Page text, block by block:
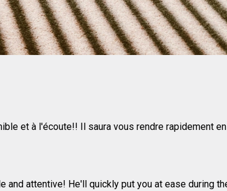
et à l'écoute!! Il saura vous rendre rapidement
and attentive! He'll quickly put you at ease during